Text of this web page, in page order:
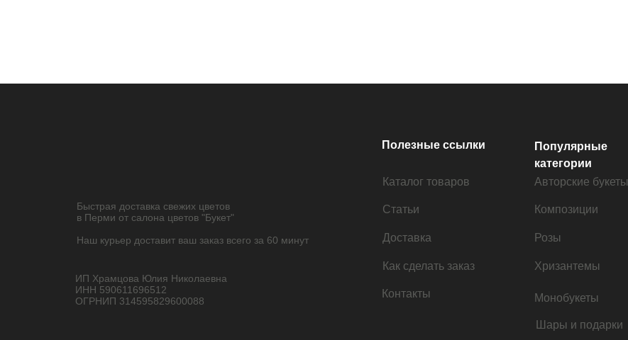
Авторские букеты
Композиции
Розы
Шары и подарки
Хризантемы
Монобукеты
Популярные
категории
Статьи
Доставка
Контакты
Как сделать заказ
Каталог товаров
Полезные ссылки
ИП Храмцова Юлия Николаевна
ИНН 590611696512
ОГРНИП 314595829600088
Быстрая доставка свежих цветов
в Перми от салона цветов "Букет"
Наш курьер доставит ваш заказ всего за 60 минут